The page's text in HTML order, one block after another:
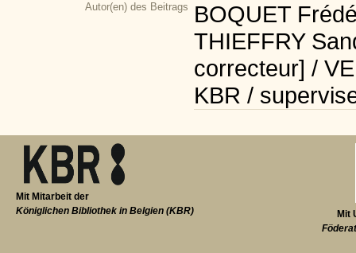
Autor(en) des Beitrags
BOQUET
THIEFFRY
correcteur] /
KBR /
Mit
Mit Mitarbeit der
Königlichen Bibliothek in Belgien (KBR)